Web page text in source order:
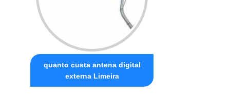
quanto custa antena digital
externa Limeira